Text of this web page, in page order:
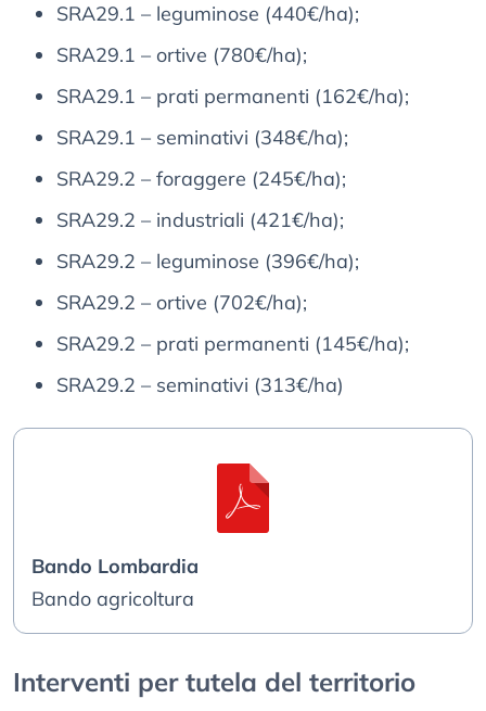
SRA29.1 – leguminose (440€/ha);
SRA29.1 – ortive (780€/ha);
SRA29.1 – prati permanenti (162€/ha);
SRA29.1 – seminativi (348€/ha);
SRA29.2 – foraggere (245€/ha);
SRA29.2 – industriali (421€/ha);
SRA29.2 – leguminose (396€/ha);
SRA29.2 – ortive (702€/ha);
SRA29.2 – prati permanenti (145€/ha);
SRA29.2 – seminativi (313€/ha)
Bando Lombardia
Bando agricoltura
Interventi per tutela del territorio